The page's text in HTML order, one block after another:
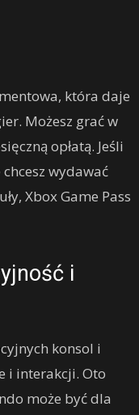
która daje
Możesz grać w
opłatą. Jeśli
wydawać
Xbox Game Pass
i
konsol i
i interakcji. Oto
może być dla